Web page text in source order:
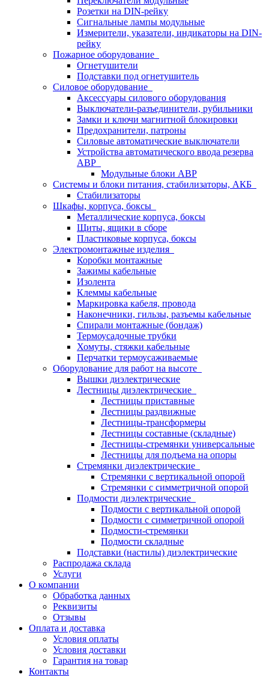
Розетки на DIN-рейку
Сигнальные лампы модульные
Измерители, указатели, индикаторы на DIN-
рейку
Пожарное оборудование
Огнетушители
Подставки под огнетушитель
Силовое оборудование
Аксессуары силового оборудования
Выключатели-разъединители, рубильники
Замки и ключи магнитной блокировки
Предохранители, патроны
Силовые автоматические выключатели
Устройства автоматического ввода резерва
АВР
Модульные блоки АВР
Системы и блоки питания, стабилизаторы, АКБ
Стабилизаторы
Шкафы, корпуса, боксы
Металлические корпуса, боксы
Щиты, ящики в сборе
Пластиковые корпуса, боксы
Электромонтажные изделия
Коробки монтажные
Зажимы кабельные
Изолента
Клеммы кабельные
Маркировка кабеля, провода
Наконечники, гильзы, разъемы кабельные
Спирали монтажные (бондаж)
Термоусадочные трубки
Хомуты, стяжки кабельные
Перчатки термоусаживаемые
Оборудование для работ на высоте
Вышки диэлектрические
Лестницы диэлектрические
Лестницы приставные
Лестницы раздвижные
Лестницы-трансформеры
Лестницы составные (складные)
Лестницы-стремянки универсальные
Лестницы для подъема на опоры
Стремянки диэлектрические
Стремянки с вертикальной опорой
Стремянки с симметричной опорой
Подмости диэлектрические
Подмости с вертикальной опорой
Подмости с симметричной опорой
Подмости-стремянки
Подмости складные
Подставки (настилы) диэлектрические
Распродажа склада
Услуги
О компании
Обработка данных
Реквизиты
Отзывы
Оплата и доставка
Условия оплаты
Условия доставки
Гарантия на товар
Контакты